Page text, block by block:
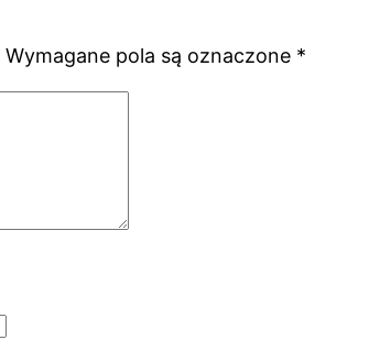
Wymagane pola są oznaczone *